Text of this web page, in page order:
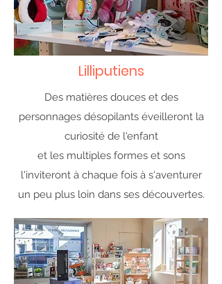
Lilliputiens
Des matières douces et des
personnages désopilants éveilleront la
curiosité de l'enfant
et les multiples formes et sons
l'inviteront à chaque fois à s'aventurer
un peu plus loin dans ses découvertes.